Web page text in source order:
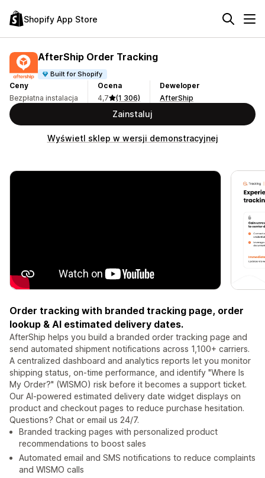
Shopify App Store
AfterShip Order Tracking
Built for Shopify
Ceny
Bezpłatna instalacja
Ocena
4,7
(1 306)
Deweloper
AfterShip
Zainstaluj
Wyświetl sklep w wersji demonstracyjnej
Order tracking with branded tracking page, order
lookup & AI estimated delivery dates.
AfterShip helps you build a branded order tracking page and
send automated shipment notifications across 1,100+ carriers.
A centralized dashboard and analytics reports let you monitor
shipping status, on-time performance, and identify "Where Is
My Order?" (WISMO) risk before it becomes a support ticket.
Our AI-powered estimated delivery date widget displays on
product and checkout pages to reduce purchase hesitation.
Questions? Chat or email us 24/7.
Branded tracking pages with personalized product
recommendations to boost sales
Automated email and SMS notifications to reduce complaints
and WISMO calls